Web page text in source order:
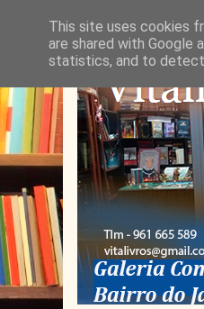
This site uses cookies
are shared with Google
statistics, and to detect